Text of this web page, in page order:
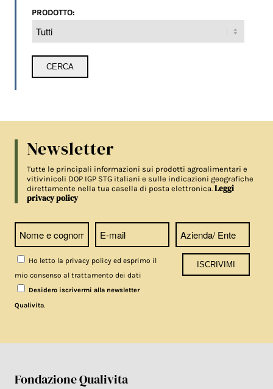
PRODOTTO:
Newsletter
Tutte le principali informazioni sui prodotti agroalimentari e
vitivinicoli DOP IGP STG italiani e sulle indicazioni geografiche
direttamente nella tua casella di posta elettronica.Leggi
privacy policy
Ho letto la privacy policy ed esprimo il
mio consenso al trattamento dei dati
Desidero iscrivermi alla newsletter
Qualivita.
Fondazione Qualivita